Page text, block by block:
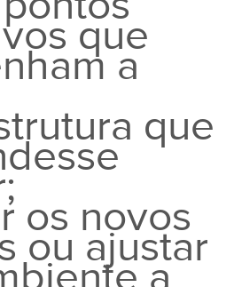
que
a
que
os novos
ou ajustar